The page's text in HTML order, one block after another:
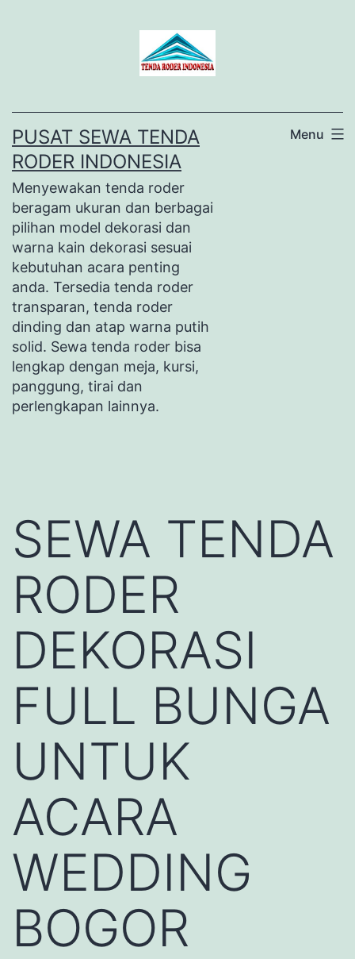
PUSAT SEWA TENDA
RODER INDONESIA
Menyewakan tenda roder
beragam ukuran dan berbagai
pilihan model dekorasi dan
warna kain dekorasi sesuai
kebutuhan acara penting
anda. Tersedia tenda roder
transparan, tenda roder
dinding dan atap warna putih
solid. Sewa tenda roder bisa
lengkap dengan meja, kursi,
panggung, tirai dan
perlengkapan lainnya.
Menu
SEWA TENDA
RODER
DEKORASI
FULL BUNGA
UNTUK
ACARA
WEDDING
BOGOR